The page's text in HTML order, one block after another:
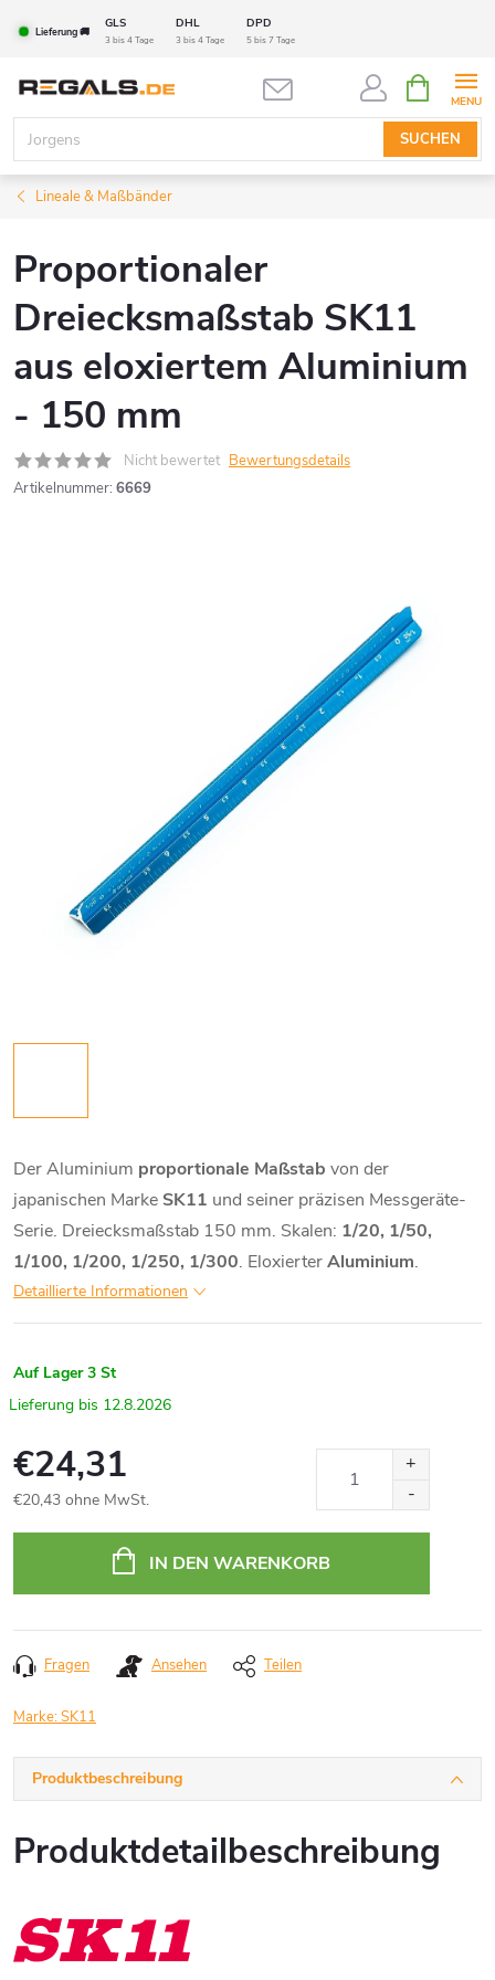
InhaltLieferung 🚚
GLS DHL DPD
3 bis 4 Tage 3 bis 4 Tage 5 bis 7 Tage
SUCHEN
Lineale & Maßbänder
Proportionaler
Dreiecksmaßstab SK11
aus eloxiertem Aluminium
- 150 mm
Nicht bewertet Bewertungsdetails
Artikelnummer: 6669
Der Aluminium proportionale Maßstab von der
japanischen Marke SK11 und seiner präzisen Messgeräte-
Serie. Dreiecksmaßstab 150 mm. Skalen: 1/20, 1/50,
1/100, 1/200, 1/250, 1/300. EloxierterAluminium.
Detaillierte Informationen
Auf Lager 3 St
12.8.2026
€24,31
€20,43 ohne MwSt.
IN DEN WARENKORB
Fragen Ansehen Teilen
Marke:SK11
Produktbeschreibung
Produktdetailbeschreibung